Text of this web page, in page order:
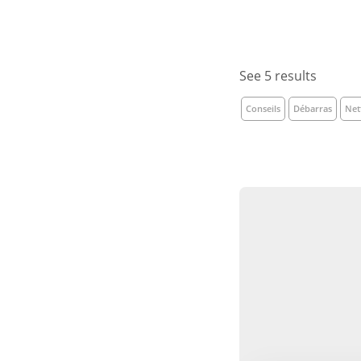
See 5 results
Conseils Débarras